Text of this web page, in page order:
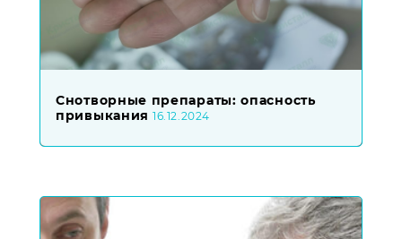
Снотворные препараты: опасность
привыкания 16.12.2024